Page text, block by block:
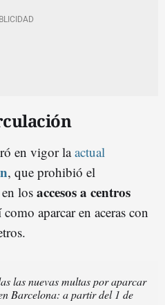
en vigor laactual
, que prohibió el
los accesos a centros
como aparcar en aceras con
las nuevas multas por aparcar
Barcelona: a partir del 1 de